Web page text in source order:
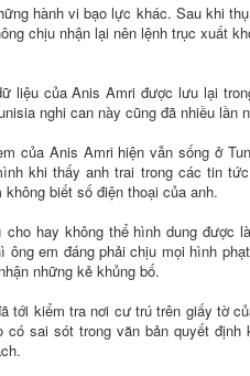
hành vi bạo lực khác. Sau khi
chịu nhận lại nên lệnh trục xuất
liệu của Anis Amri được lưu lại
nghi can này cũng đã nhiều lần
của Anis Amri hiện vẫn sống ở
khi thấy anh trai trong các tin
biết số điện thoại của anh.
hay không thể hình dung được
em đáng phải chịu mọi hình
những kẻ khủng bố.
tới kiểm tra nơi cư trú trên giấy tờ
có sai sót trong văn bản quyết